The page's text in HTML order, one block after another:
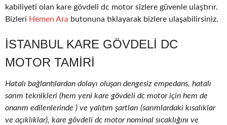
kabiliyeti olan kare gövdeli dc motor sizlere güvenle ulaştırır.
Bizleri Hemen Ara butonuna tıklayarak bizlere ulaşabilirsiniz.
İSTANBUL KARE GÖVDELI DC
MOTOR TAMIRI
Hatalı bağlantılardan dolayı oluşan dengesiz empedans, hatalı
sarım teknikleri (hem yeni kare gövdeli dc motor için hem de
onarım edilenlerinde ) ve yalıtım şartları (sarımlardaki kısalıklar
ve açıklıklar), kare gövdeli dc motor nominal sıcaklığını ve